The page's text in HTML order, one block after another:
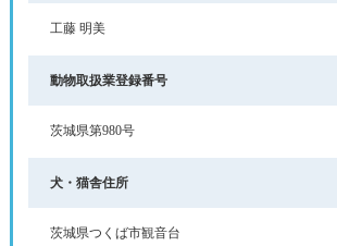
工藤 明美
動物取扱業登録番号
茨城県第980号
犬・猫舎住所
茨城県つくば市観音台